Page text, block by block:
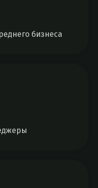
бизнеса